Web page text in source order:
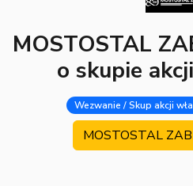
MOSTOSTAL
o skupie
Wezwanie / Skup akcji
MOSTOSTAL